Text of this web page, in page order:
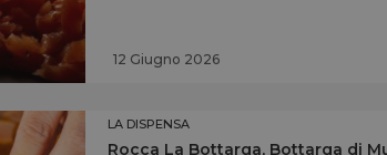
12 Giugno 2026
LA DISPENSA
Rocca La Bottarga, Bottarga di